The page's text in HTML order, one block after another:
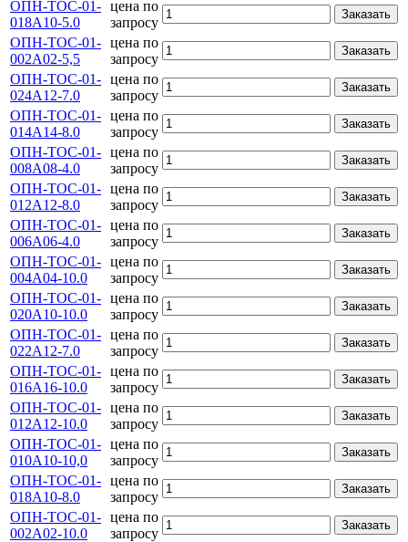
ОПН-ТОС-01-
018А10-5.0
цена по
запросу
Заказать
ОПН-ТОС-01-
002А02-5,5
цена по
запросу
Заказать
ОПН-ТОС-01-
024А12-7.0
цена по
запросу
Заказать
ОПН-ТОС-01-
014А14-8.0
цена по
запросу
Заказать
ОПН-ТОС-01-
008А08-4.0
цена по
запросу
Заказать
ОПН-ТОС-01-
012А12-8.0
цена по
запросу
Заказать
ОПН-ТОС-01-
006А06-4.0
цена по
запросу
Заказать
ОПН-ТОС-01-
004А04-10.0
цена по
запросу
Заказать
ОПН-ТОС-01-
020А10-10.0
цена по
запросу
Заказать
ОПН-ТОС-01-
022А12-7.0
цена по
запросу
Заказать
ОПН-ТОС-01-
016А16-10.0
цена по
запросу
Заказать
ОПН-ТОС-01-
012А12-10.0
цена по
запросу
Заказать
ОПН-ТОС-01-
010А10-10,0
цена по
запросу
Заказать
ОПН-ТОС-01-
018А10-8.0
цена по
запросу
Заказать
ОПН-ТОС-01-
002А02-10.0
цена по
запросу
Заказать